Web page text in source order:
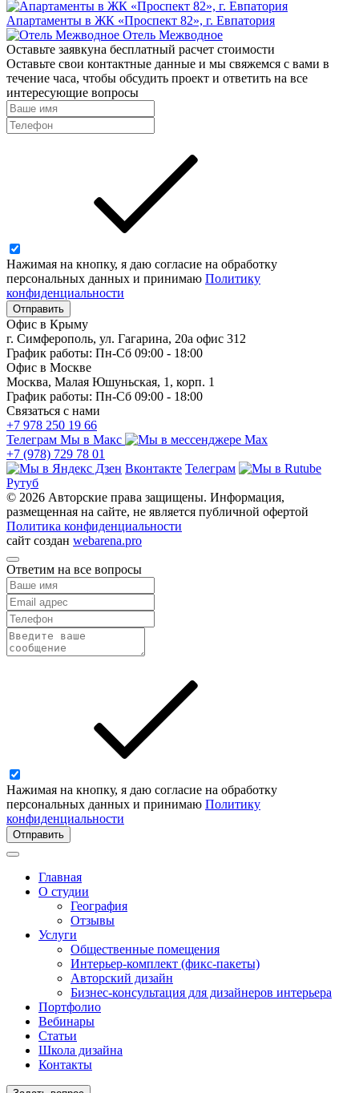
Апартаменты в ЖК «Проспект 82», г. Евпатория
Отель Межводное
Оставьте заявкуна бесплатный расчет стоимости
Оставьте свои контактные данные и мы свяжемся с вами в
течение часа, чтобы обсудить проект и ответить на все
интересующие вопросы
Нажимая на кнопку, я даю согласие на обработку
персональных данных и принимаю Политику
конфиденциальности
Отправить
Офис в Крыму
г. Симферополь, ул. Гагарина, 20а офис 312
График работы: Пн-Сб 09:00 - 18:00
Офис в Москве
Москва, Малая Юшуньская, 1, корп. 1
График работы: Пн-Сб 09:00 - 18:00
Связаться с нами
+7 978 250 19 66
Телеграм Мы в Макс
+7 (978) 729 78 01
Вконтакте Телеграм
Рутуб
© 2026 Авторские права защищены. Информация,
размещенная на сайте, не является публичной офертой
Политика конфиденциальности
сайт создан webarena.pro
Ответим на все вопросы
Нажимая на кнопку, я даю согласие на обработку
персональных данных и принимаю Политику
конфиденциальности
Отправить
Главная
О студии
География
Отзывы
Услуги
Общественные помещения
Интерьер‑комплект (фикс‑пакеты)
Авторский дизайн
Бизнес-консультация для дизайнеров интерьера
Портфолио
Вебинары
Статьи
Школа дизайна
Контакты